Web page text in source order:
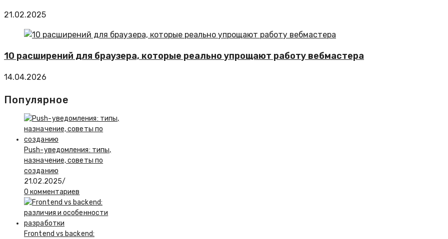
21.02.2025
10 расширений для браузера, которые реально упрощают работу вебмастера
14.04.2026
Популярное
Push-уведомления: типы,
назначение, советы по
созданию
21.02.2025/
0 комментариев
Frontend vs backend: